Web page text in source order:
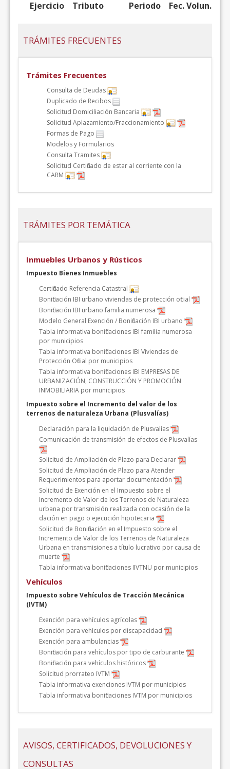
Ejercicio Tributo Periodo Fec. Volun.
TRÁMITES FRECUENTES
Trámites Frecuentes
Consulta de Deudas
Duplicado de Recibos
Solicitud Domiciliación Bancaria
Solicitud Aplazamiento/Fraccionamiento
Formas de Pago
Modelos y Formularios
Consulta Tramites
Solicitud Certificado de estar al corriente con la
CARM
TRÁMITES POR TEMÁTICA
Inmuebles Urbanos y Rústicos
Impuesto Bienes Inmuebles
Certificado Referencia Catastral
Bonificación IBI urbano viviendas de protección oficial
Bonificación IBI urbano familia numerosa
Modelo General Exención / Bonificación IBI urbano
Tabla informativa bonificaciones IBI familia numerosa
por municipios
Tabla informativa bonificaciones IBI Viviendas de
Protección Oficial por municipios
Tabla informativa bonificaciones IBI EMPRESAS DE
URBANIZACIÓN, CONSTRUCCIÓN Y PROMOCIÓN
INMOBILIARIA por municipios
Impuesto sobre el Incremento del valor de los
terrenos de naturaleza Urbana (Plusvalías)
Declaración para la liquidación de Plusvalías
Comunicación de transmisión de efectos de Plusvalías
Solicitud de Ampliación de Plazo para Declarar
Solicitud de Ampliación de Plazo para Atender
Requerimientos para aportar documentación
Solicitud de Exención en el Impuesto sobre el
Incremento de Valor de los Terrenos de Naturaleza
urbana por transmisión realizada con ocasión de la
dación en pago o ejecución hipotecaria
Solicitud de Bonificación en el Impuesto sobre el
Incremento de Valor de los Terrenos de Naturaleza
Urbana en transmisiones a título lucrativo por causa de
muerte
Tabla informativa bonificaciones IIVTNU por municipios
Vehículos
Impuesto sobre Vehículos de Tracción Mecánica
(IVTM)
Exención para vehículos agrícolas
Exención para vehículos por discapacidad
Exención para ambulancias
Bonificación para vehículos por tipo de carburante
Bonificación para vehículos históricos
Solicitud prorrateo IVTM
Tabla informativa exenciones IVTM por municipios
Tabla informativa bonificaciones IVTM por municipios
AVISOS, CERTIFICADOS, DEVOLUCIONES Y
CONSULTAS